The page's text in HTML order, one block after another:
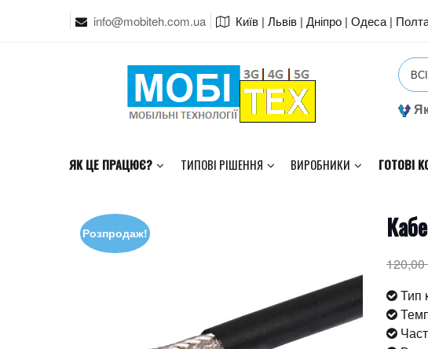
info@mobiteh.com.ua Київ | Львів | Дніпро | Одеса |
for
ЯК ЦЕ ПРАЦЮЄ? ТИПОВІ РІШЕННЯ ВИРОБНИКИ ГОТОВІ
Розпродаж!
120,00
Тип